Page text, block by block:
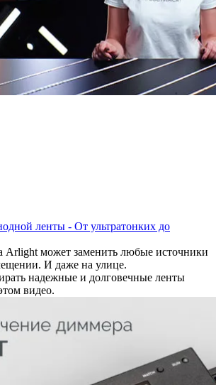
ленты - От ультратонких до
Arlight может заменить любые источники
И даже на улице.
надежные и долговечные ленты
видео.